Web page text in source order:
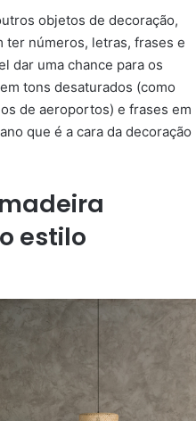
objetos de decoração,
ter números, letras, frases e
dar uma chance para os
tons desaturados (como
de aeroportos) e frases em
que é a cara da decoração
estilo